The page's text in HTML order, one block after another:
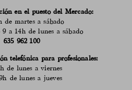
en el puesto del Mercado:
de martes a sábado
a 14h de lunes a sábado
635 962 100
telefónica para profesionales:
de lunes a viernes
de lunes a jueves